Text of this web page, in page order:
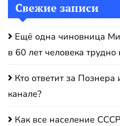
Свежие записи
Ещё одна чиновница
в 60 лет человека
Кто ответит за
канале?
Как все население